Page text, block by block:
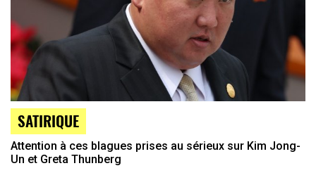
SATIRIQUE
Attention à ces blagues prises au sérieux sur Kim Jong-
Un et Greta Thunberg